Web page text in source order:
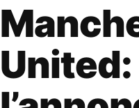
United: